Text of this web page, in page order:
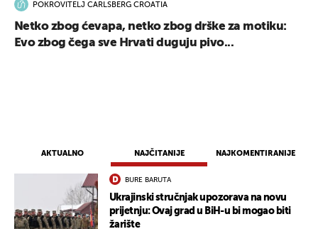
AKTUALNO NAJČITANIJE NAJKOMENTIRANIJE
BURE BARUTA
Ukrajinski stručnjak upozorava na novu
prijetnju: Ovaj grad u BiH-u bi mogao biti
žarište
POKROVITELJ CARLSBERG CROATIA
Netko zbog ćevapa, netko zbog drške za motiku:
Evo zbog čega sve Hrvati duguju pivo...